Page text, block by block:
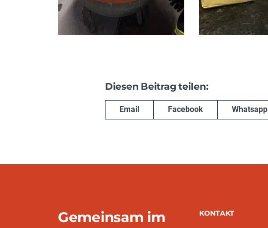
Diesen Beitrag teilen:
Email Facebook Whatsapp
Gemeinsam im
KONTAKT